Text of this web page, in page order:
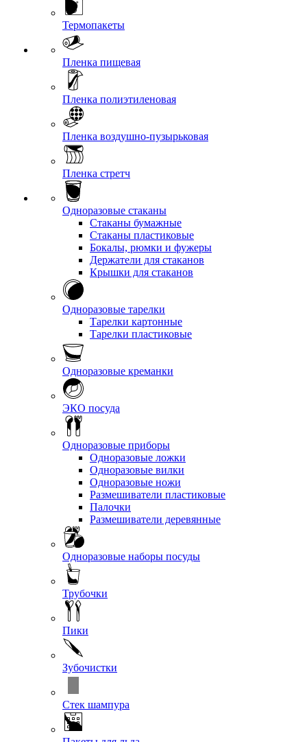
Термопакеты
Пленка пищевая
Пленка полиэтиленовая
Пленка воздушно-пузырьковая
Пленка стретч
Одноразовые стаканы
Стаканы бумажные
Стаканы пластиковые
Бокалы, рюмки и фужеры
Держатели для стаканов
Крышки для стаканов
Одноразовые тарелки
Тарелки картонные
Тарелки пластиковые
Одноразовые креманки
ЭКО посуда
Одноразовые приборы
Одноразовые ложки
Одноразовые вилки
Одноразовые ножи
Размешиватели пластиковые
Палочки
Размешиватели деревянные
Одноразовые наборы посуды
Трубочки
Пики
Зубочистки
Стек шампура